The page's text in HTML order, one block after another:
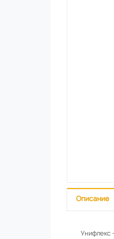
Описание
Унифлекс